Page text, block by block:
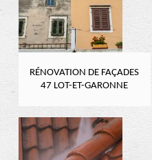
RÉNOVATION DE FAÇADES
47 LOT-ET-GARONNE